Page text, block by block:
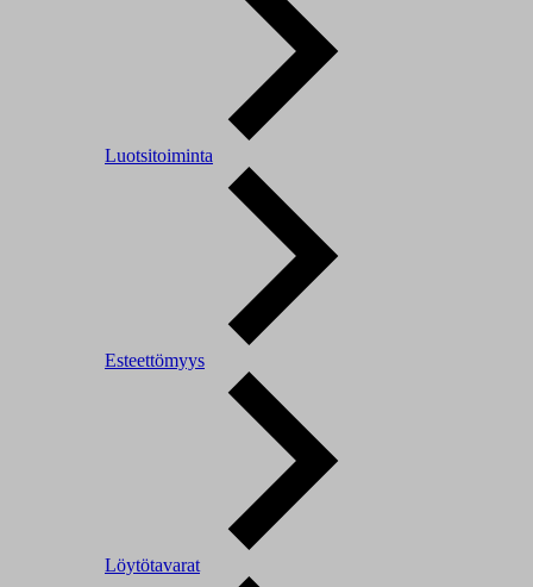
Luotsitoiminta
Esteettömyys
Löytötavarat